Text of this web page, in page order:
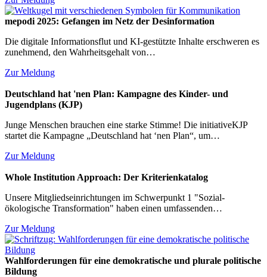
mepodi 2025: Gefangen im Netz der Desinformation
Die digitale Informationsflut und KI-gestützte Inhalte erschweren es
zunehmend, den Wahrheitsgehalt von…
Zur Meldung
Deutschland hat 'nen Plan: Kampagne des Kinder- und
Jugendplans (KJP)
Junge Menschen brauchen eine starke Stimme! Die initiativeKJP
startet die Kampagne „Deutschland hat ‘nen Plan“, um…
Zur Meldung
Whole Institution Approach: Der Kriterienkatalog
Unsere Mitgliedseinrichtungen im Schwerpunkt 1 "Sozial-
ökologische Transformation" haben einen umfassenden…
Zur Meldung
Wahlforderungen für eine demokratische und plurale politische
Bildung